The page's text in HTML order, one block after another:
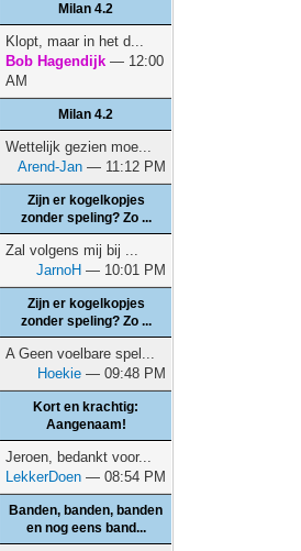
Milan 4.2
Klopt, maar in het d...
Bob Hagendijk — 12:00
AM
Milan 4.2
Wettelijk gezien moe...
Arend-Jan — 11:12 PM
Zijn er kogelkopjes
zonder speling? Zo ...
Zal volgens mij bij ...
JarnoH — 10:01 PM
Zijn er kogelkopjes
zonder speling? Zo ...
A Geen voelbare spel...
Hoekie — 09:48 PM
Kort en krachtig:
Aangenaam!
Jeroen, bedankt voor...
LekkerDoen — 08:54 PM
Banden, banden, banden
en nog eens band...